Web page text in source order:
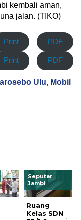
kembali aman,
jalan. (TIKO)
Print PDF
Print PDF
Ulu, Mobil
Seputar
Jambi
Ruang
Kelas SDN